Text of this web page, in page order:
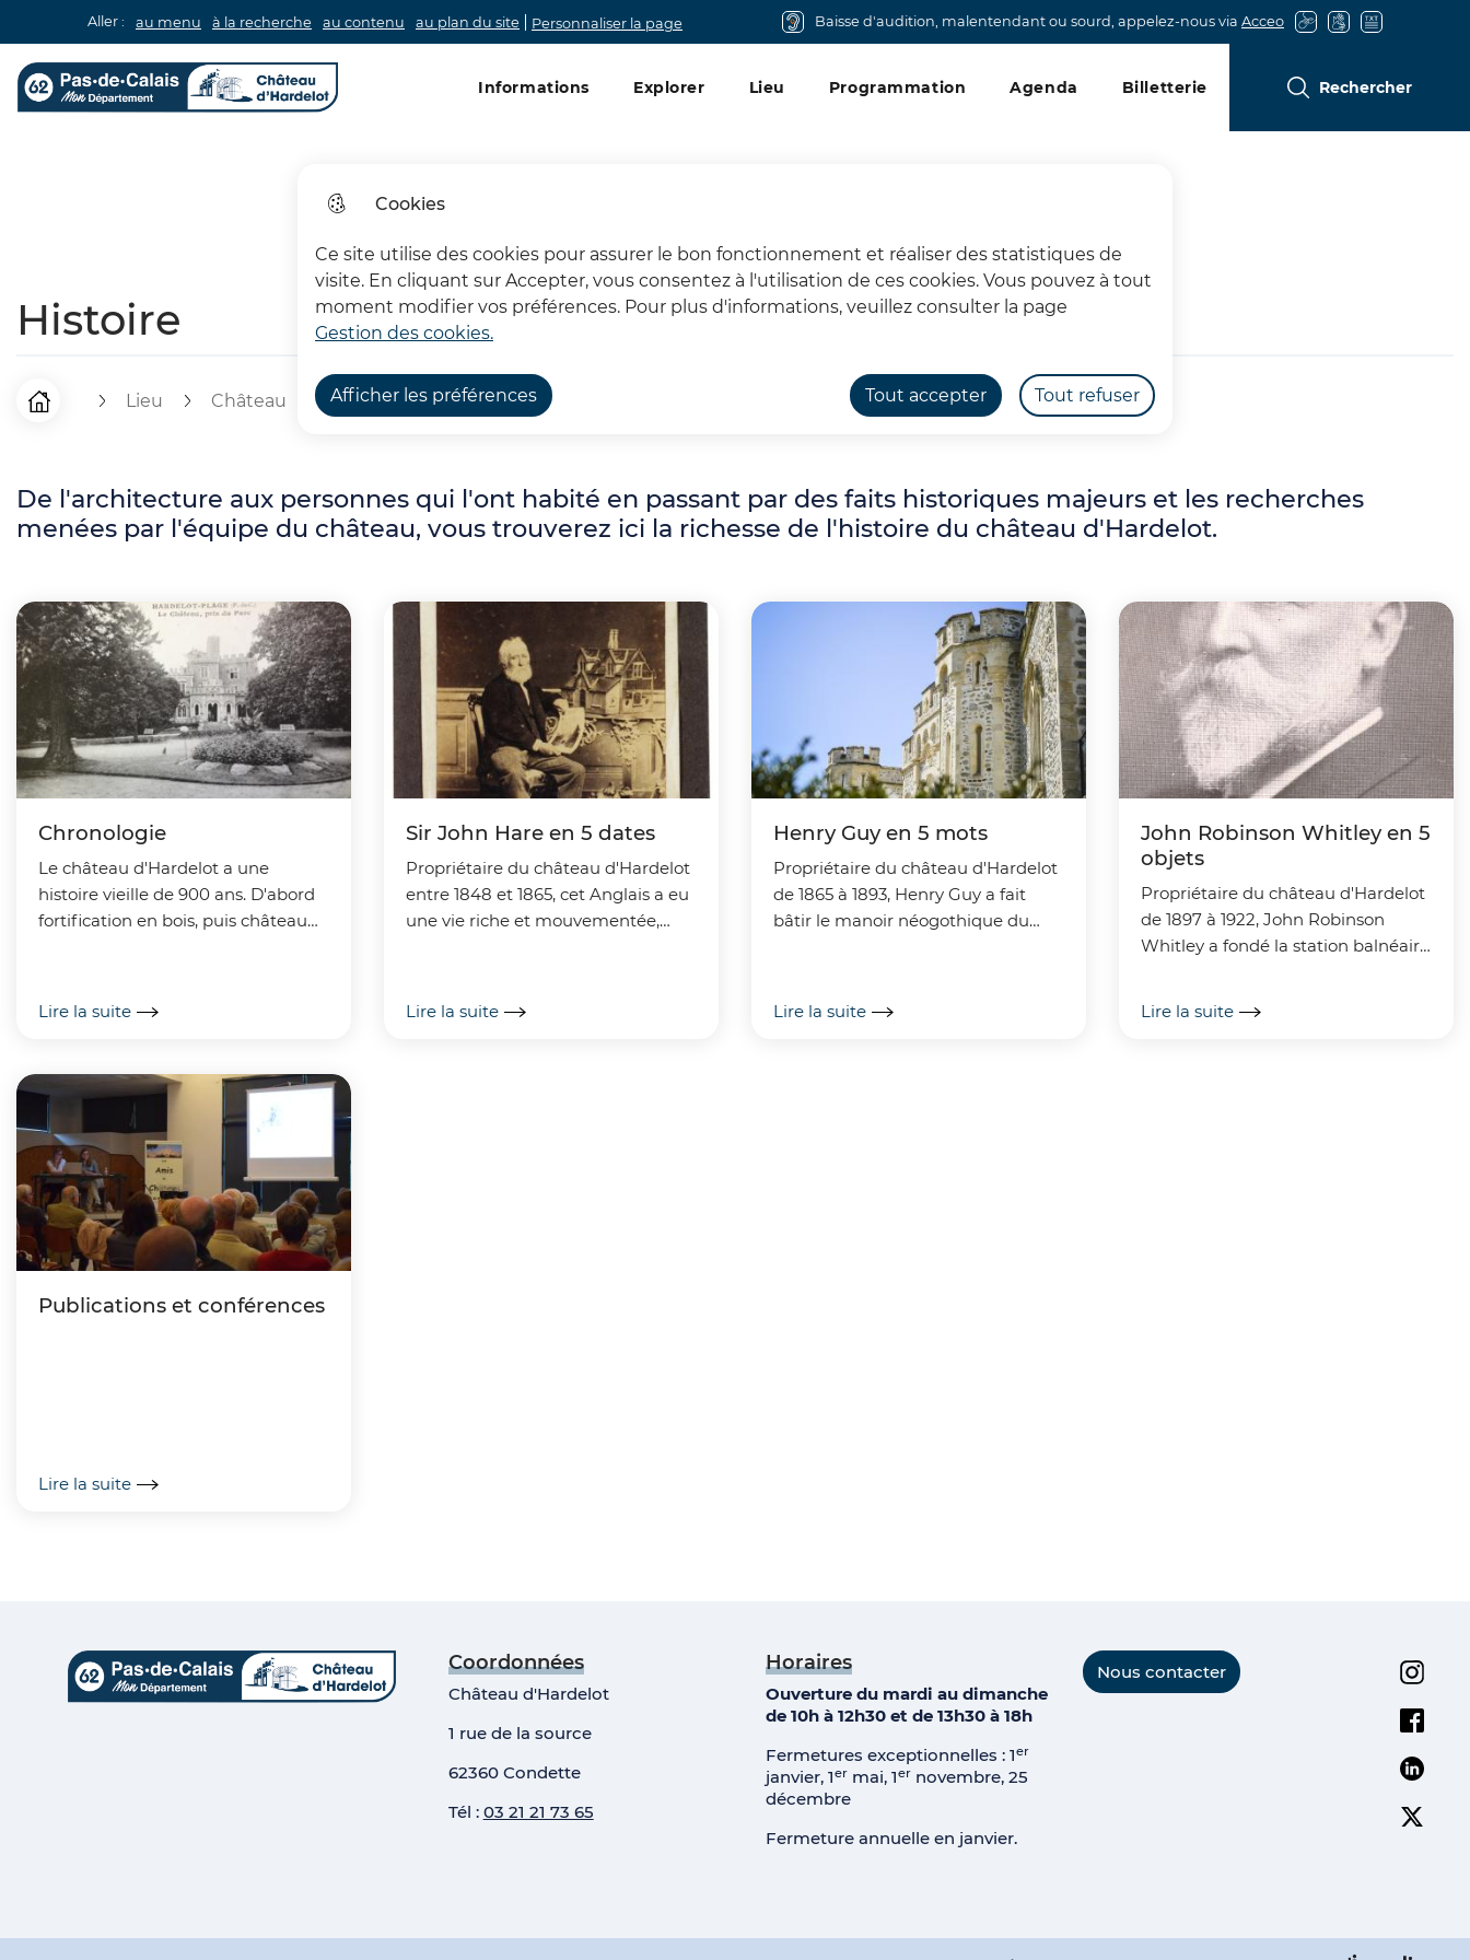
Cookies
Ce site utilise des cookies pour assurer le bon fonctionnement et réaliser des statistiques de
visite. En cliquant sur Accepter, vous consentez à l'utilisation de ces cookies. Vous pouvez à tout
moment modifier vos préférences. Pour plus d'informations, veuillez consulter la page
Gestion des cookies.
Afficher les préférences Tout accepter Tout refuser
Baisse d'audition, malentendant ou sourd, appelez-nous via Acceo
Aller : au menu à la recherche au contenu au plan du site Personnaliser la page
Château d'Hardelot Informations Explorer Lieu Programmation Agenda Billetterie Rechercher
Histoire
F
l
d
A
r
a
n
Accueil Lieu Château Histoire
De l'architecture aux personnes qui l'ont habité en passant par des faits historiques majeurs et les recherches
menées par l'équipe du château, vous trouverez ici la richesse de l'histoire du château d'Hardelot.
Chronologie
Le château d'Hardelot a une
histoire vieille de 900 ans. D'abord
fortification en bois, puis château
Lire la suite
Sir John Hare en 5 dates
Propriétaire du château d'Hardelot
entre 1848 et 1865, cet Anglais a eu
une vie riche et mouvementée,
Lire la suite
Henry Guy en 5 mots
Propriétaire du château d'Hardelot
de 1865 à 1893, Henry Guy a fait
bâtir le manoir néogothique du
Lire la suite
John Robinson Whitley en 5
objets
Propriétaire du château d'Hardelot
de 1897 à 1922, John Robinson
Whitley a fondé la station balnéaire
l'ingienerie, découvrez-le via...
Lire la suite
Publications et conférences
Lire la suite
Coordonnées
Château d'Hardelot
1 rue de la source
62360 Condette
Tél : 03 21 21 73 65
Horaires
Ouverture du mardi au dimanche
de 10h à 12h30 et de 13h30 à 18h
Fermetures exceptionnelles : 1er
janvier, 1ermai, 1ernovembre, 25
décembre
Fermeture annuelle en janvier.
Nous contacter
Linkedin
Twitter